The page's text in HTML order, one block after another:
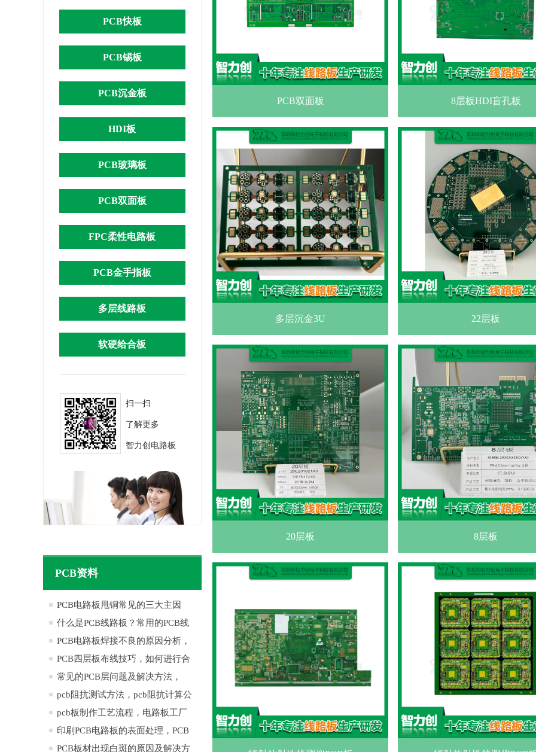
PCB快板
PCB锡板
PCB沉金板
HDI板
PCB玻璃板
PCB双面板
FPC柔性电路板
PCB金手指板
多层线路板
软硬给合板
扫一扫
了解更多
智力创电路板
PCB资料
PCB电路板甩铜常见的三大主因
什么是PCB线路板？常用的PCB线
路板有哪些材料？
PCB电路板焊接不良的原因分析，
会有哪些不良影响
PCB四层板布线技巧，如何进行合
理的PCB四层板布线呢？ ​
常见的PCB层问题及解决方法，
PCB层优化的实际应用
pcb阻抗测试方法，pcb阻抗计算公
式
pcb板制作工艺流程，电路板工厂
制造流程
印刷PCB电路板的表面处理，PCB
常用表面处理技术
PCB板材出现白斑的原因及解决方
PCB双面板 8层板HDI盲孔板
多层沉金3U 22层板
20层板 8层板